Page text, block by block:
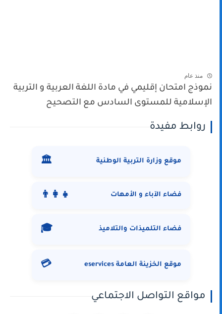
منذ عام
نموذج امتحان إقليمي في مادة اللغة العربية و التربية
الإسلامية للمستوى السادس مع التصحيح
روابط مفيدة
موقع وزارة التربية الوطنية 🏛️
فضاء الآباء و الأمهات 👨‍👩‍👧
فضاء التلميذات والتلاميذ 🎓
موقع الخزينة العامة eservices 💳
مواقع التواصل الاجتماعي